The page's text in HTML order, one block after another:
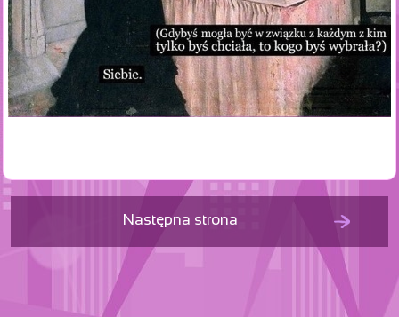
Następna strona